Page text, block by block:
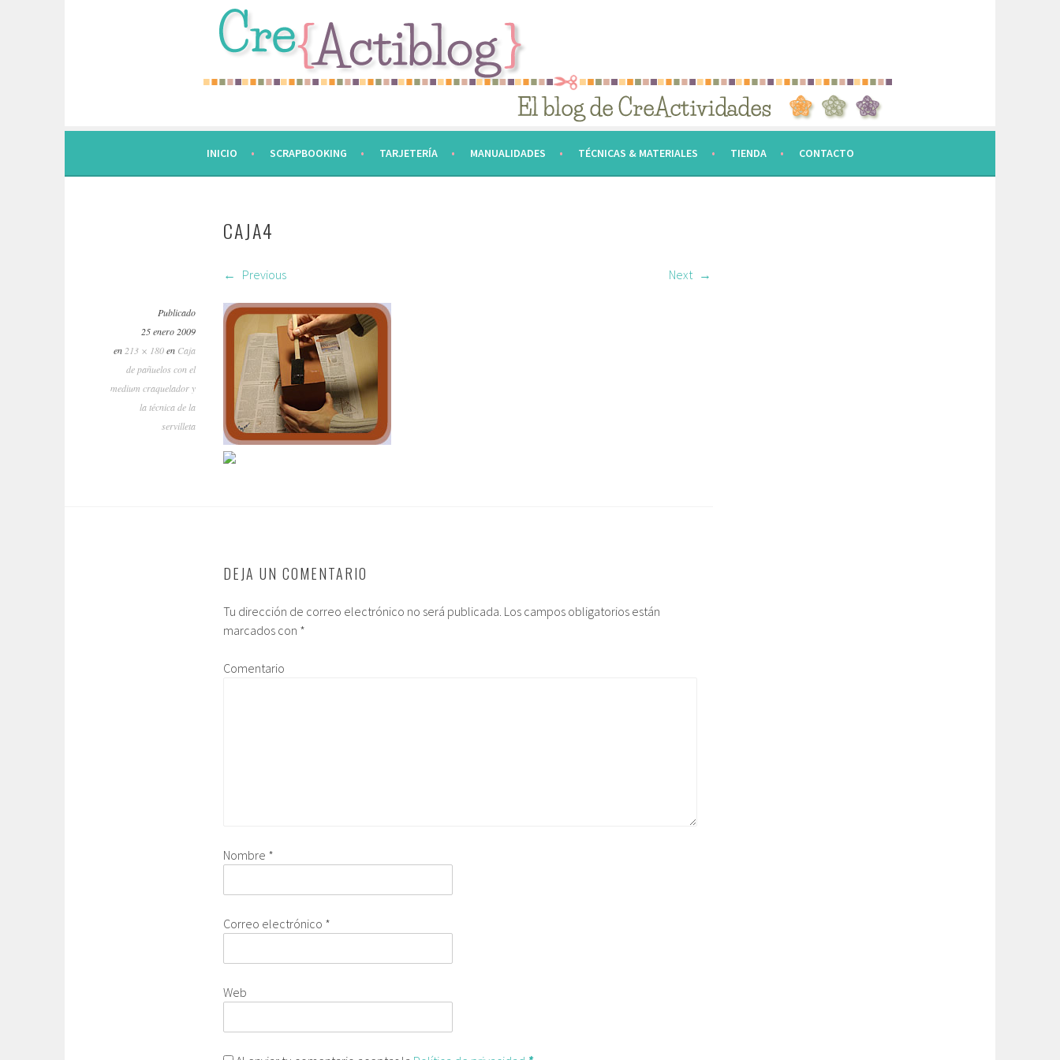
INICIO SCRAPBOOKING TARJETERÍA MANUALIDADES TÉCNICAS & MATERIALES TIENDA CONTACTO
CAJA4
Previous Next
Publicado
25 enero 2009
en 213 × 180en Caja
de pañuelos con el
medium craquelador y
la técnica de la
servilleta
DEJA UN COMENTARIO
Tu dirección de correo electrónico no será publicada. Los campos obligatorios están
marcados con *
Comentario
Nombre *
Correo electrónico *
Web